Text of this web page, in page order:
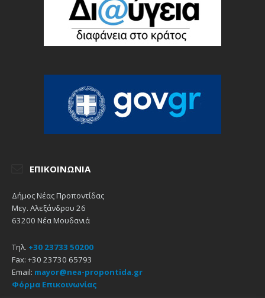
ΕΠΙΚΟΙΝΩΝΊΑ
Δήμος Νέας Προποντίδας
Μεγ. Αλεξάνδρου 26
63200 Νέα Μουδανιά
Τηλ. +30 23733 50200
Fax: +30 23730 65793
Email: mayor@nea-propontida.gr
Φόρμα Επικοινωνίας